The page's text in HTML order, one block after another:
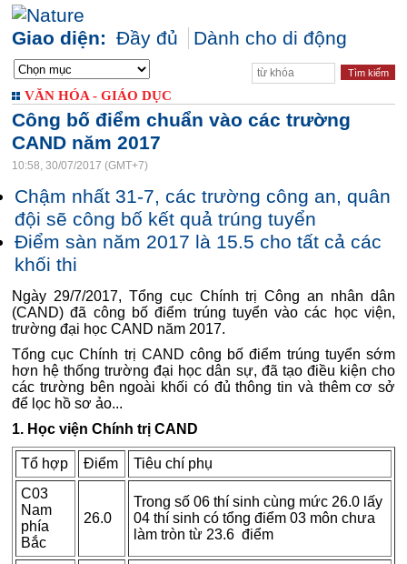
Giao diện: Đầy đủ Dành cho di động
VĂN HÓA - GIÁO DỤC
Công bố điểm chuẩn vào các trường
CAND năm 2017
10:58, 30/07/2017 (GMT+7)
Chậm nhất 31-7, các trường công an, quân
đội sẽ công bố kết quả trúng tuyển
Điểm sàn năm 2017 là 15.5 cho tất cả các
khối thi
Ngày 29/7/2017, Tổng cục Chính trị Công an nhân dân
(CAND) đã công bố điểm trúng tuyển vào các học viện,
trường đại học CAND năm 2017.
Tổng cục Chính trị CAND công bố điểm trúng tuyển sớm
hơn hệ thống trường đại học dân sự, đã tạo điều kiện cho
các trường bên ngoài khối có đủ thông tin và thêm cơ sở
để lọc hồ sơ ảo...
1. Học viện Chính trị CAND
Tổ hợp Điểm
Tiêu chí phụ
C03
Nam
phía
Bắc
26.0
Trong số 06 thí sinh cùng mức 26.0 lấy
04 thí sinh có tổng điểm 03 môn chưa
làm tròn từ 23.6 điểm